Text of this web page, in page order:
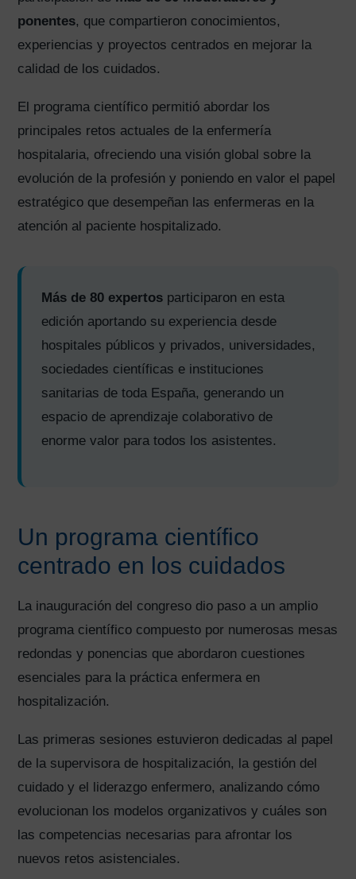
ponentes, que compartieron conocimientos,
experiencias y proyectos centrados en mejorar la
calidad de los cuidados.
El programa científico permitió abordar los
principales retos actuales de la enfermería
hospitalaria, ofreciendo una visión global sobre la
evolución de la profesión y poniendo en valor el papel
estratégico que desempeñan las enfermeras en la
atención al paciente hospitalizado.
Más de 80 expertos participaron en esta
edición aportando su experiencia desde
hospitales públicos y privados, universidades,
sociedades científicas e instituciones
sanitarias de toda España, generando un
espacio de aprendizaje colaborativo de
enorme valor para todos los asistentes.
Un programa científico
centrado en los cuidados
La inauguración del congreso dio paso a un amplio
programa científico compuesto por numerosas mesas
redondas y ponencias que abordaron cuestiones
esenciales para la práctica enfermera en
hospitalización.
Las primeras sesiones estuvieron dedicadas al papel
de la supervisora de hospitalización, la gestión del
cuidado y el liderazgo enfermero, analizando cómo
evolucionan los modelos organizativos y cuáles son
las competencias necesarias para afrontar los
nuevos retos asistenciales.